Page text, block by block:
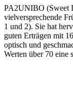
PA2UNIBO (Sweet
vielversprechende
1 und 2). Sie hat
guten Erträgen mit
optisch und
Werten über 70 eine